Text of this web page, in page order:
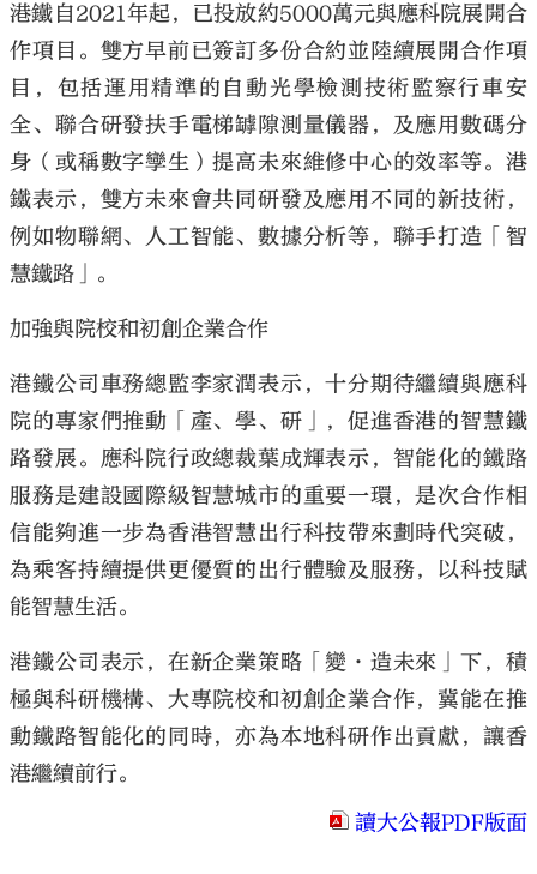
港鐵自2021年起，已投放約5000萬元與應科院展開合
作項目。雙方早前已簽訂多份合約並陸續展開合作項
目，包括運用精準的自動光學檢測技術監察行車安
全、聯合研發扶手電梯罅隙測量儀器，及應用數碼分
身（或稱數字孿生）提高未來維修中心的效率等。港
鐵表示，雙方未來會共同研發及應用不同的新技術，
例如物聯網、人工智能、數據分析等，聯手打造「智
慧鐵路」。
加強與院校和初創企業合作
港鐵公司車務總監李家潤表示，十分期待繼續與應科
院的專家們推動「產、學、研」，促進香港的智慧鐵
路發展。應科院行政總裁葉成輝表示，智能化的鐵路
服務是建設國際級智慧城市的重要一環，是次合作相
信能夠進一步為香港智慧出行科技帶來劃時代突破，
為乘客持續提供更優質的出行體驗及服務，以科技賦
能智慧生活。
港鐵公司表示，在新企業策略「變·造未來」下，積
極與科研機構、大專院校和初創企業合作，冀能在推
動鐵路智能化的同時，亦為本地科研作出貢獻，讓香
港繼續前行。
讀大公報PDF版面